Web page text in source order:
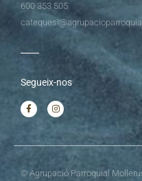
600 353 505
Segueix-nos
© Agrupació Parroquial